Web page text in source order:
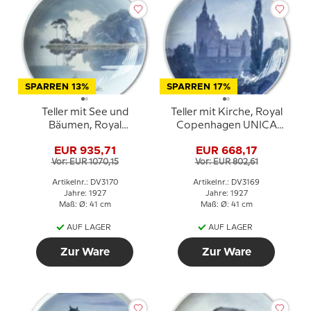
SPARREN 13%
Teller mit See und
Bäumen, Royal
Signiert: R. Böcher 28 /
2-1927 "Motiv von
Sxampen"
EUR 935,71
Vor: EUR 1070,15
Artikelnr.: DV3170
Jahre: 1927
Maß: Ø: 41 cm
AUF LAGER
Zur Ware
SPARREN 17%
Teller mit Kirche, Royal
Copenhagen UNICA
EUR 668,17
Vor: EUR 802,61
Artikelnr.: DV3169
Jahre: 1927
Maß: Ø: 41 cm
AUF LAGER
Zur Ware